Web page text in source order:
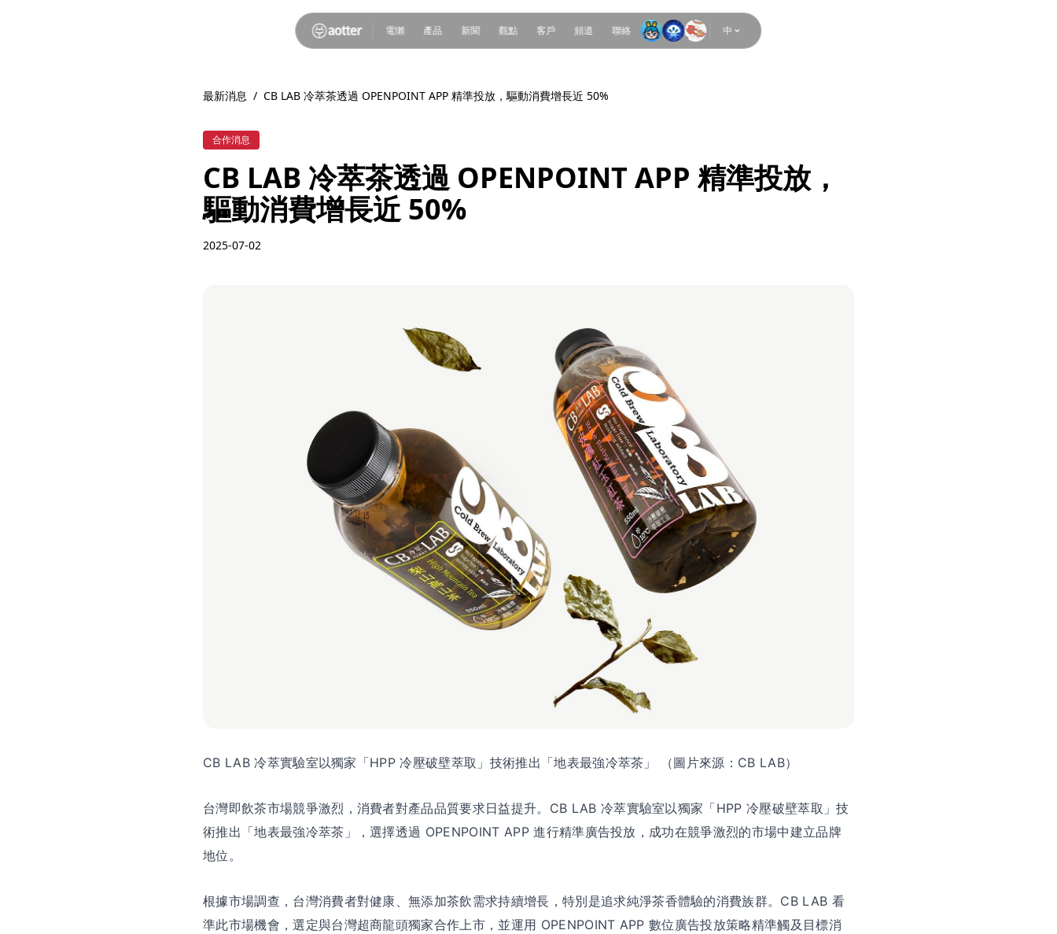
電獺 產品 新聞 觀點 客戶 頻道 聯絡 中
最新消息 / CB LAB 冷萃茶透過 OPENPOINT APP 精準投放，驅動消費增長近 50%
合作消息
CB LAB 冷萃茶透過 OPENPOINT APP 精準投放，
驅動消費增長近 50%
2025-07-02
CB LAB 冷萃實驗室以獨家「HPP 冷壓破壁萃取」技術推出「地表最強冷萃茶」 （圖片來源：CB LAB）
台灣即飲茶市場競爭激烈，消費者對產品品質要求日益提升。CB LAB 冷萃實驗室以獨家「HPP 冷壓破壁萃取」技
術推出「地表最強冷萃茶」，選擇透過 OPENPOINT APP 進行精準廣告投放，成功在競爭激烈的市場中建立品牌
地位。
根據市場調查，台灣消費者對健康、無添加茶飲需求持續增長，特別是追求純淨茶香體驗的消費族群。CB LAB 看
準此市場機會，選定與台灣超商龍頭獨家合作上市，並運用 OPENPOINT APP 數位廣告投放策略精準觸及目標消